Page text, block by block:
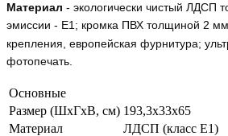
Материал - экологически чистый ЛДСП
эмиссии - Е1; кромка ПВХ толщиной 2
крепления, европейская фурнитура;
фотопечать.
Основные
Размер (ШxГxВ, см) 193,3x33x65
Материал
ЛДСП (класс Е1)